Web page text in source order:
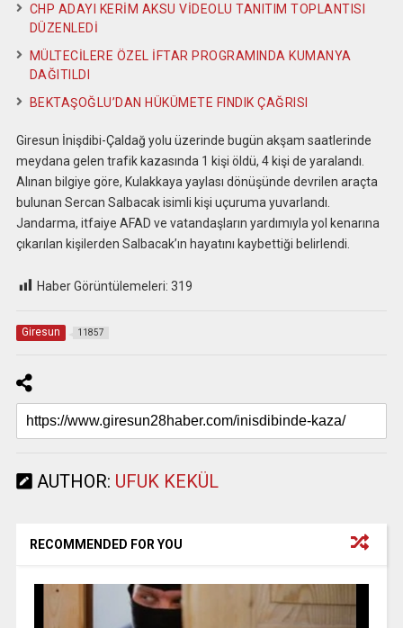
CHP ADAYI KERİM AKSU VİDEOLU TANITIM TOPLANTISI
DÜZENLEDİ
MÜLTECİLERE ÖZEL İFTAR PROGRAMINDA KUMANYA
DAĞITILDI
BEKTAŞOĞLU’DAN HÜKÜMETE FINDIK ÇAĞRISI
Giresun İnişdibi-Çaldağ yolu üzerinde bugün akşam saatlerinde
meydana gelen trafik kazasında 1 kişi öldü, 4 kişi de yaralandı.
Alınan bilgiye göre, Kulakkaya yaylası dönüşünde devrilen araçta
bulunan Sercan Salbacak isimli kişi uçuruma yuvarlandı.
Jandarma, itfaiye AFAD ve vatandaşların yardımıyla yol kenarına
çıkarılan kişilerden Salbacak’ın hayatını kaybettiği belirlendi.
Haber Görüntülemeleri: 319
Giresun 11857
AUTHOR: UFUK KEKÜL
RECOMMENDED FOR YOU